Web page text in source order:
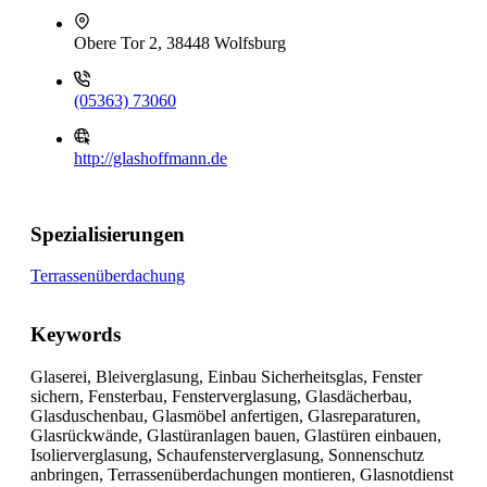
Obere Tor 2, 38448 Wolfsburg
(05363) 73060
http://glashoffmann.de
Spezialisierungen
Terrassenüberdachung
Keywords
Glaserei, Bleiverglasung, Einbau Sicherheitsglas, Fenster
sichern, Fensterbau, Fensterverglasung, Glasdächerbau,
Glasduschenbau, Glasmöbel anfertigen, Glasreparaturen,
Glasrückwände, Glastüranlagen bauen, Glastüren einbauen,
Isolierverglasung, Schaufensterverglasung, Sonnenschutz
anbringen, Terrassenüberdachungen montieren, Glasnotdienst